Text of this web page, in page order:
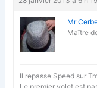
Mr
Maître
Il repasse Speed sur